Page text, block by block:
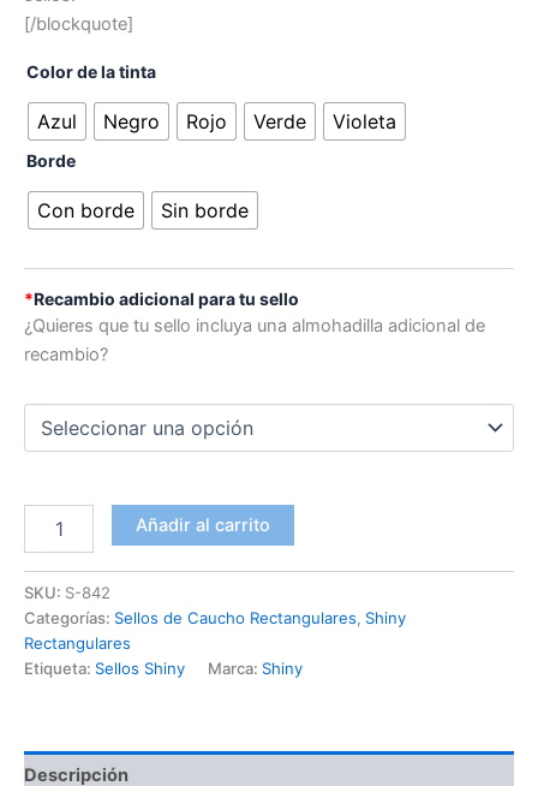
[/blockquote]
Color de la tinta
Azul Negro Rojo Verde Violeta
Borde
Con borde Sin borde
*Recambio adicional para tu sello
¿Quieres que tu sello incluya una almohadilla adicional de
recambio?
Añadir al carrito
SKU: S-842
Categorías: Sellos de Caucho Rectangulares, Shiny
Rectangulares
Etiqueta: Sellos Shiny Marca: Shiny
Descripción